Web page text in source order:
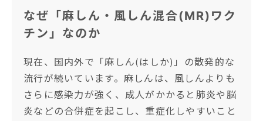
なぜ「麻しん・風しん混合(MR)ワク
チン」なのか
現在、国内外で「麻しん(はしか)」の散発的な
流行が続いています。麻しんは、風しんよりも
さらに感染力が強く、成人がかかると肺炎や脳
炎などの合併症を起こし、重症化しやすいこと